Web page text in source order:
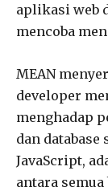
aplikasi web
mencoba
MEAN
developer
menghadap
dan database
JavaScript,
antara